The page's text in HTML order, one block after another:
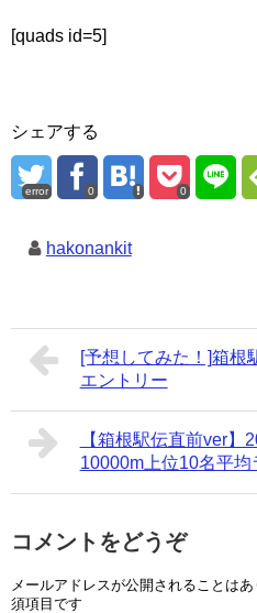
[quads id=5]
シェアする
error 0 0
hakonankit
[予想してみた！]箱根
エントリー
【箱根駅伝直前ver】
10000m上位10名平均
コメントをどうぞ
メールアドレスが公開されることはあ
須項目です